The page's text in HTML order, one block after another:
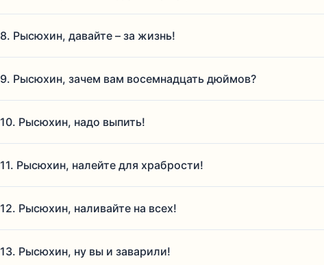
8. Рысюхин, давайте – за жизнь!
9. Рысюхин, зачем вам восемнадцать дюймов?
10. Рысюхин, надо выпить!
11. Рысюхин, налейте для храбрости!
12. Рысюхин, наливайте на всех!
13. Рысюхин, ну вы и заварили!